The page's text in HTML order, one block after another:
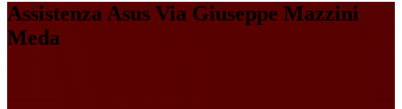
Assistenza Asus Via Giuseppe Mazzini
Meda